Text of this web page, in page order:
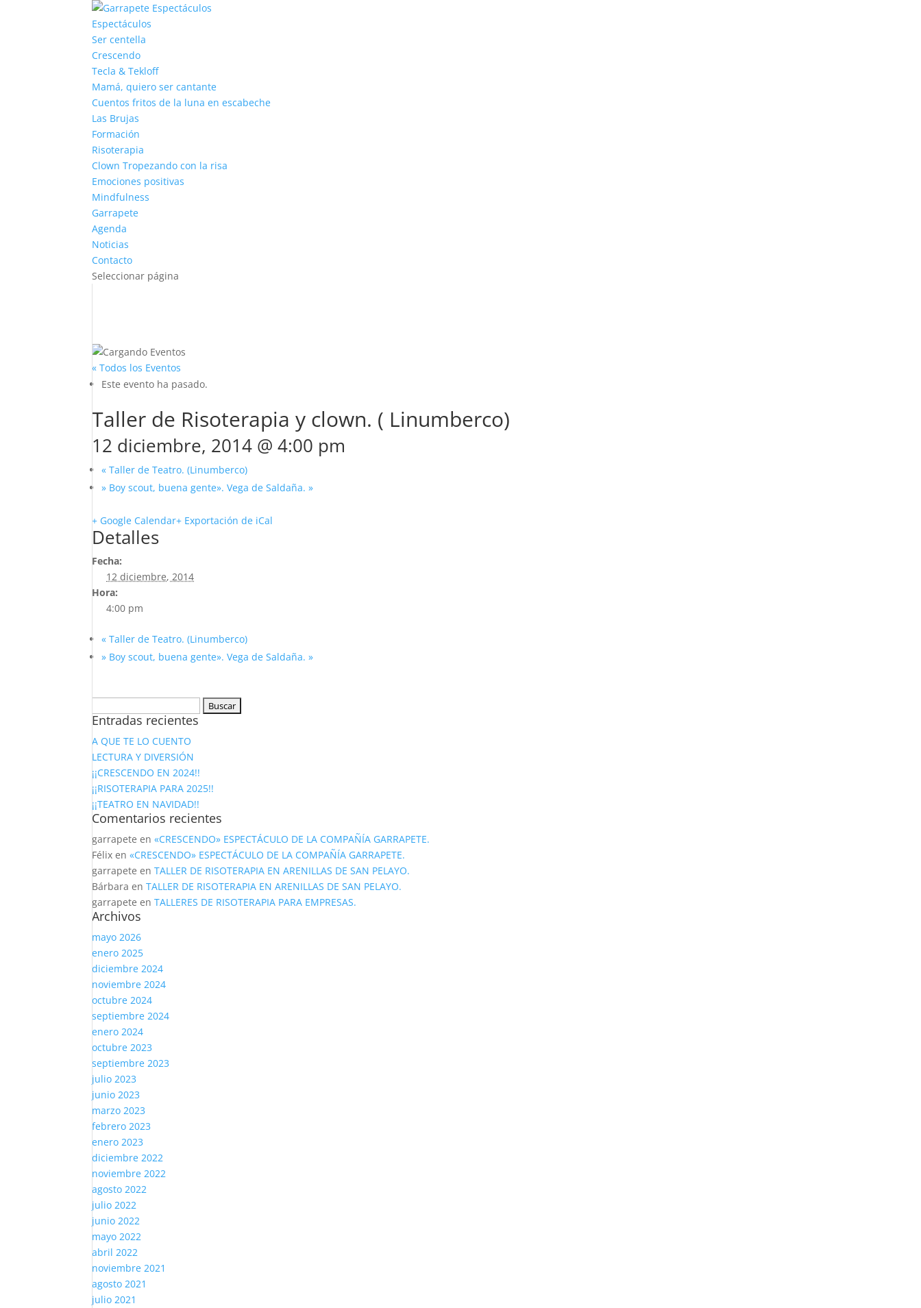
Espectáculos
Ser centella
Crescendo
Tecla & Tekloff
Mamá, quiero ser cantante
Cuentos fritos de la luna en escabeche
Las Brujas
Formación
Risoterapia
Clown Tropezando con la risa
Emociones positivas
Mindfulness
Garrapete
Agenda
Noticias
Contacto
Seleccionar página
« Todos los Eventos
Este evento ha pasado.
Taller de Risoterapia y clown. ( Linumberco)
12 diciembre, 2014 @ 4:00 pm
« Taller de Teatro. (Linumberco)
» Boy scout, buena gente». Vega de Saldaña.»
+ Google Calendar+ Exportación de iCal
Detalles
Fecha:
12 diciembre, 2014
Hora:
4:00 pm
« Taller de Teatro. (Linumberco)
» Boy scout, buena gente». Vega de Saldaña.»
Entradas recientes
A QUE TE LO CUENTO
LECTURA Y DIVERSIÓN
¡¡CRESCENDO EN 2024!!
¡¡RISOTERAPIA PARA 2025!!
¡¡TEATRO EN NAVIDAD!!
Comentarios recientes
garrapete en«CRESCENDO» ESPECTÁCULO DE LA COMPAÑÍA GARRAPETE.
Félix en«CRESCENDO» ESPECTÁCULO DE LA COMPAÑÍA GARRAPETE.
garrapete enTALLER DE RISOTERAPIA EN ARENILLAS DE SAN PELAYO.
Bárbara enTALLER DE RISOTERAPIA EN ARENILLAS DE SAN PELAYO.
garrapete enTALLERES DE RISOTERAPIA PARA EMPRESAS.
Archivos
mayo 2026
enero 2025
diciembre 2024
noviembre 2024
octubre 2024
septiembre 2024
enero 2024
octubre 2023
septiembre 2023
julio 2023
junio 2023
marzo 2023
febrero 2023
enero 2023
diciembre 2022
noviembre 2022
agosto 2022
julio 2022
junio 2022
mayo 2022
abril 2022
noviembre 2021
agosto 2021
julio 2021